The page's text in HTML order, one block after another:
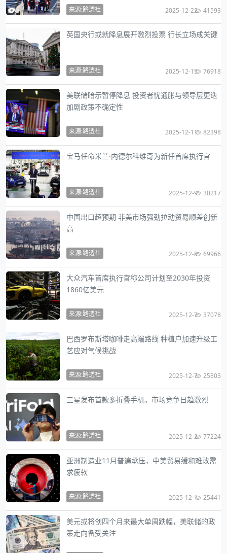
来源:路透社 2025-12-22 41593
英国央行或就降息展开激烈投票 行长立场成关键
来源:路透社 2025-12-15 76918
美联储暗示暂停降息 投资者忧通胀与领导层更迭
加剧政策不确定性
来源:路透社 2025-12-11 82398
宝马任命米兰·内德尔科维奇为新任首席执行官
来源:路透社 2025-12-9 30217
中国出口超预期 非美市场强劲拉动贸易顺差创新
高
来源:路透社 2025-12-8 69966
大众汽车首席执行官称公司计划至2030年投资
1860亿美元
来源:路透社 2025-12-7 37078
巴西罗布斯塔咖啡走高端路线 种植户加速升级工
艺应对气候挑战
来源:路透社 2025-12-7 25303
三星发布首款多折叠手机，市场竞争日趋激烈
来源:路透社 2025-12-2 77224
亚洲制造业11月普遍承压，中美贸易缓和难改需
求疲软
来源:路透社 2025-12-1 25441
美元或将创四个月来最大单周跌幅，美联储的政
策走向备受关注